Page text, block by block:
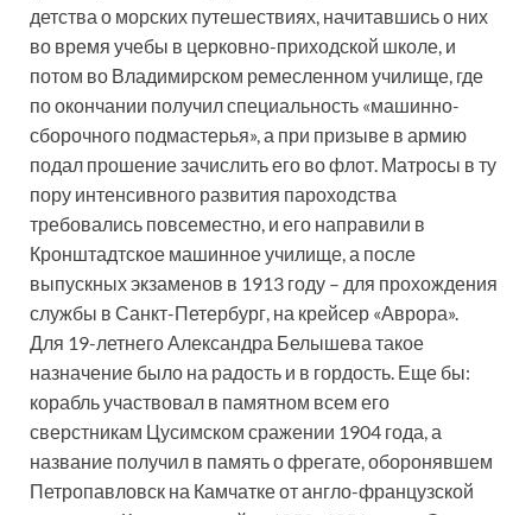
детства о морских путешествиях, начитавшись о них
во время учебы в церковно-приходской школе, и
потом во Владимирском ремесленном училище, где
по окончании получил специальность «машинно-
сборочного подмастерья», а при призыве в армию
подал прошение зачислить его во флот. Матросы в ту
пору интенсивного развития пароходства
требовались повсеместно, и его направили в
Кронштадтское машинное училище, а после
выпускных экзаменов в 1913 году – для прохождения
службы в Санкт-Петербург, на крейсер «Аврора».
Для 19-летнего Александра Белышева такое
назначение было на радость и в гордость. Еще бы:
корабль участвовал в памятном всем его
сверстникам Цусимском сражении 1904 года, а
название получил в память о фрегате, оборонявшем
Петропавловск на Камчатке от англо-французской